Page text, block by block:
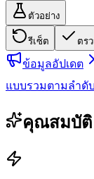
ตัวอย่าง
รีเซ็ต ตร
ข้อมูลอัปเดต
แบบรวมตามลำดั
คุณสมบัติ